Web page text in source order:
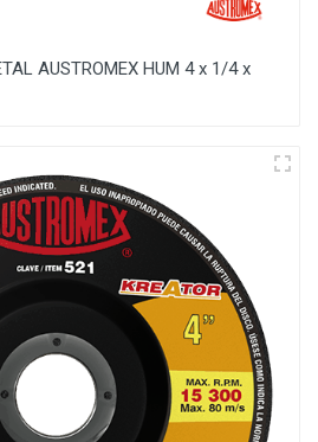
AUSTROMEX HUM 4 x 1/4 x